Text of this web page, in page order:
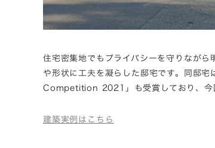
住宅密集地でもプライバシーを守りなが
や形状に工夫を凝らした邸宅です。同邸
Competition 2021」も受賞しており、今
建築実例はこちら